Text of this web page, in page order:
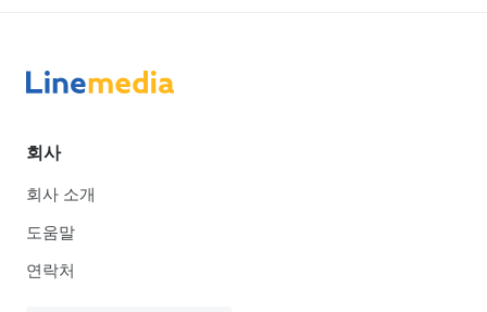
회사
회사 소개
도움말
연락처